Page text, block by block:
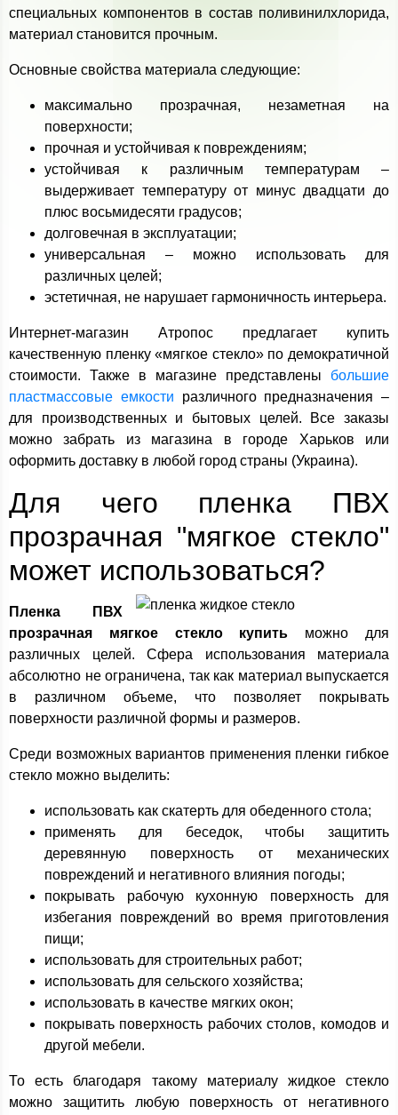
специальных компонентов в состав поливинилхлорида,
материал становится прочным.
Основные свойства материала следующие:
максимально прозрачная, незаметная на
поверхности;
прочная и устойчивая к повреждениям;
устойчивая к различным температурам –
выдерживает температуру от минус двадцати до
плюс восьмидесяти градусов;
долговечная в эксплуатации;
универсальная – можно использовать для
различных целей;
эстетичная, не нарушает гармоничность интерьера.
Интернет-магазин Атропос предлагает купить
качественную пленку «мягкое стекло» по демократичной
стоимости. Также в магазине представлены большие
пластмассовые емкости различного предназначения –
для производственных и бытовых целей. Все заказы
можно забрать из магазина в городе Харьков или
оформить доставку в любой город страны (Украина).
Для чего пленка ПВХ
прозрачная "мягкое стекло"
может использоваться?
Пленка ПВХ
прозрачная мягкое стекло купить можно для
различных целей. Сфера использования материала
абсолютно не ограничена, так как материал выпускается
в различном объеме, что позволяет покрывать
поверхности различной формы и размеров.
Среди возможных вариантов применения пленки гибкое
стекло можно выделить:
использовать как скатерть для обеденного стола;
применять для беседок, чтобы защитить
деревянную поверхность от механических
повреждений и негативного влияния погоды;
покрывать рабочую кухонную поверхность для
избегания повреждений во время приготовления
пищи;
использовать для строительных работ;
использовать для сельского хозяйства;
использовать в качестве мягких окон;
покрывать поверхность рабочих столов, комодов и
другой мебели.
То есть благодаря такому материалу жидкое стекло
можно защитить любую поверхность от негативного